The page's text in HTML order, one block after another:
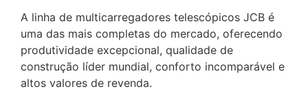
A linha de multicarregadores telescópicos JCB é
uma das mais completas do mercado, oferecendo
produtividade excepcional, qualidade de
construção líder mundial, conforto incomparável e
altos valores de revenda.